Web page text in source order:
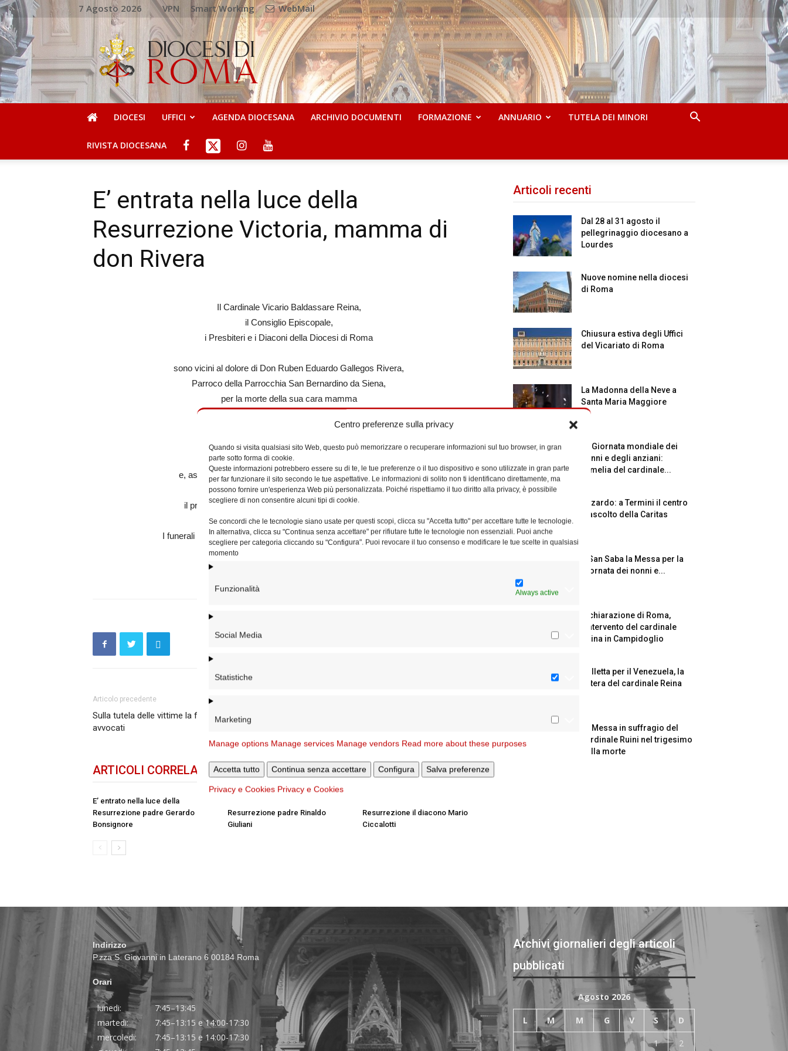
Centro preferenze sulla privacy
Quando si visita qualsiasi sito Web, questo può memorizzare o recuperare informazioni sul tuo browser, in gran
parte sotto forma di cookie.
Queste informazioni potrebbero essere su di te, le tue preferenze o il tuo dispositivo e sono utilizzate in gran parte
per far funzionare il sito secondo le tue aspettative. Le informazioni di solito non ti identificano direttamente, ma
possono fornire un'esperienza Web più personalizzata. Poiché rispettiamo il tuo diritto alla privacy, è possibile
scegliere di non consentire alcuni tipi di cookie.
Se concordi che le tecnologie siano usate per questi scopi, clicca su "Accetta tutto" per accettare tutte le tecnologie.
In alternativa, clicca su "Continua senza accettare" per rifiutare tutte le tecnologie non essenziali. Puoi anche
scegliere per categoria cliccando su "Configura". Puoi revocare il tuo consenso e modificare le tue scelte in qualsiasi
momento
Funzionalità Always active
Social Media
Statistiche
Marketing
Manage options Manage services Manage vendors Read more about these purposes
Accetta tutto Continua senza accettare Configura Salva preferenze
Privacy e Cookies Privacy e Cookies
7 Agosto 2026 VPN Smart Working WebMail
DIOCESI
DI
ROMA
DIOCESI UFFICI AGENDA DIOCESANA ARCHIVIO DOCUMENTI FORMAZIONE ANNUARIO TUTELA DEI MINORI
RIVISTA DIOCESANA
E’ entrata nella luce della
Resurrezione Victoria, mamma di
don Rivera
Il Cardinale Vicario Baldassare Reina,
il Consiglio Episcopale,
i Presbiteri e i Diaconi della Diocesi di Roma
sono vicini al dolore di Don Ruben Eduardo Gallegos Rivera,
Parroco della Parrocchia San Bernardino da Siena,
per la morte della sua cara mamma
di anni 85
e, assicurando preghiere di suffragio, invocano Dio Padre,
ricco di misericordia, perché conceda a Victoria
il premio della vita eterna e dia conforto ai suoi familiari.
I funerali saranno celebrati giovedì 22 gennaio 2026, alle ore 10.30,
presso la Parrocchia San Bernardino da Siena
Articolo precedente
Sulla tutela delle vittime la formazione per gli
avvocati
ARTICOLI CORRELATI DELLO STESSO AUTORE
E’ entrato nella luce della
Resurrezione padre Gerardo
Bonsignore
Resurrezione padre Rinaldo
Giuliani
Resurrezione il diacono Mario
Ciccalotti
Articoli recenti
Dal 28 al 31 agosto il
pellegrinaggio diocesano a
Lourdes
Nuove nomine nella diocesi
di Roma
Chiusura estiva degli Uffici
del Vicariato di Roma
La Madonna della Neve a
Santa Maria Maggiore
La Giornata mondiale dei
nonni e degli anziani:
l’omelia del cardinale...
Azzardo: a Termini il centro
d’ascolto della Caritas
A San Saba la Messa per la
Giornata dei nonni e...
Dichiarazione di Roma,
l’intervento del cardinale
Reina in Campidoglio
Colletta per il Venezuela, la
lettera del cardinale Reina
La Messa in suffragio del
cardinale Ruini nel trigesimo
della morte
Indirizzo
P.zza S. Giovanni in Laterano 6 00184 Roma
Orari
lunedi:
7:45–13:45
martedi:
7:45–13:15 e 14:00-17:30
mercoledi:
7:45–13:15 e 14:00-17:30
Archivi giornalieri degli articoli
pubblicati
Agosto 2026
L M M G V S D
1 2